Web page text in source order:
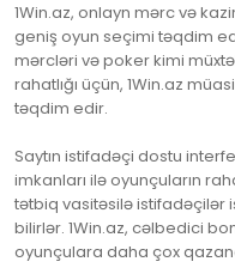
1Win.az, onlayn mərc və
geniş oyun seçimi təqdim
mərcləri və poker kimi
rahatlığı üçün, 1Win.az
təqdim edir.
Saytın istifadəçi dostu
imkanları ilə oyunçuların
tətbiq vasitəsilə istifadəçilər
bilirlər. 1Win.az, cəlbedici
oyunçulara daha çox